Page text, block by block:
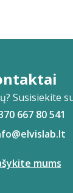
Susisiekite
667 80 541
mums